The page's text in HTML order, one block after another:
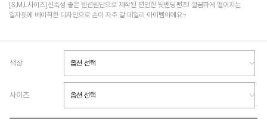
[S,M,L사이즈]신축성 좋은 텐션원단으로 제작된 편안한 뒷밴딩팬츠! 깔끔하게 떨어지는
일자핏에 베이직한 디자인으로 손이 자주 갈 데일리 아이템이에요~
색상
사이즈